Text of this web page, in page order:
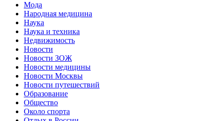
Мода
Народная медицина
Наука
Наука и техника
Недвижимость
Новости
Новости ЗОЖ
Новости медицины
Новости Москвы
Новости путешествий
Образование
Общество
Около спорта